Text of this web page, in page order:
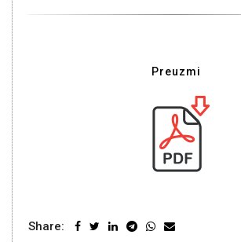
Preuzmi
Share: